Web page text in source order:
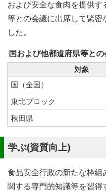
および安全な食肉を提供
等との会議に出席して緊密
した。
国および他都道府県等と
対象
国（全国）
東北ブロック
秋田県
学ぶ(資質向上)
食品安全行政の新たな枠組
関する専門的知識等を習